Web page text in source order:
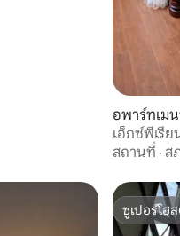
อพาร์ทเมน
holula
เอ็กซ์พีเรีย
กันในโชลูลา
สถานที่ · ส
ซูเปอร์โฮ
ซูเปอร์โฮ